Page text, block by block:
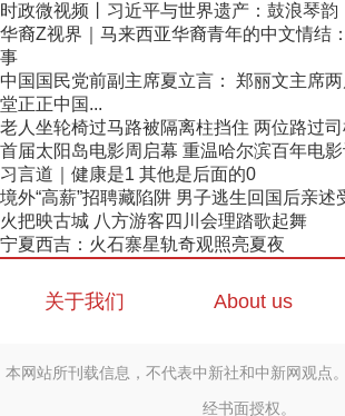
时政微视频丨习近平与世界遗产：鼓浪琴韵
华裔Z视界｜马来西亚华裔青年的中文情结
事
中国国民党前副主席夏立言： 郑丽文主席
堂正正中国...
老人坐轮椅过马路被隔离柱挡住 两位路过
首届太阳岛电影周启幕 重温哈尔滨百年电
习言道｜健康是1 其他是后面的0
境外“高薪”招聘藏陷阱 男子逃生回国后亲述
火把映古城 八方游客四川会理踏歌起舞
宁夏西吉：火石寨星轨奇观照亮夏夜
关于我们 About us
本网站所刊载信息，不代表中新社和中新网观点
经书面授权。